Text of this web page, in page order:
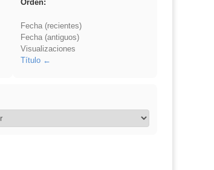
Orden:
Fecha (recientes)
Fecha (antiguos)
Visualizaciones
Título